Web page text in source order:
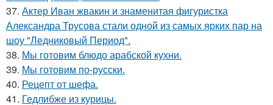
37. Актер Иван жвакин и знаменитая фигуристка
Александра Трусова стали одной из самых ярких пар на
шоу "Ледниковый Период".
38. Мы готовим блюдо арабской кухни.
39. Мы готовим по-русски.
40. Рецепт от шефа.
41. Гедлибже из курицы.